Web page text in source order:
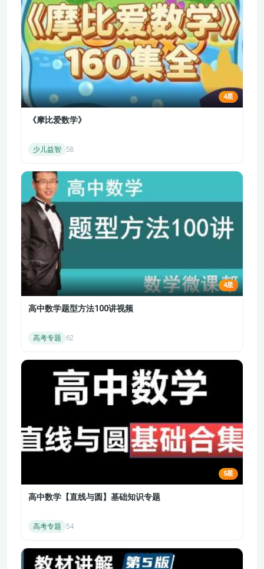
8.9趋势型技术指标
指标
同步配套模拟交易演练，让学习者快速将理论知识转化为实操能
力，实现“学完即用”。
备考与实操双重适配：兼顾学术考试与实际投资需求，融入金融
专业期末考、相关从业考试的考点与真题解析，同时搭配真实市
场实操案例，满足不同学习者的核心诉求。
风险控制专项突破：单独设置风险控制模块，系统拆解常见投资
骗局、市场波动应对方法、杠杆使用禁忌，帮助学习者建立理性
投资心态，避开投资陷阱。
体系化教学，拒绝碎片化：遵循“基础认知→理论精讲→品类拆
入门到进阶，逐步提升投资能力，避免知识混乱。
模块1：投资学基础理论（入门核心）
核心内容：投资学的定义与核心内涵，投资的分类与本质，投资
与理财的区别；货币时间价值的核心逻辑（复利计算、现值与终
值的计算方法）；风险与收益的内在关系（风险衡量指标、收益
计算方法）；核心投资理论（CAPM模型、有效市场假说、资产
配置原理）的通俗解读与应用场景。
学习重点：夯实投资学基础，理解投资的底层逻辑，掌握风险与
收益的核心关系，为后续各类投资工具与分析方法的学习奠定坚
实基础。
（1）股票投资模块
核心内容：股票的定义、本质与分类，股票市场的基本结构与交
易规则；股票基本面分析（财务报表解读、行业发展分析、公司
估值方法）；股票技术分析（K线基础、均线、MACD等常用指
标的解读与应用）；股票实操技巧（选股逻辑、买入卖出时机判
（2）基金投资模块
核心内容：基金的定义、分类与核心优势（货币基金、债券基
金、股票基金、混合基金的区别）；基金筛选方法（基金经理选
择、业绩评价、费率分析）；基金实操技巧（定投策略制定、赎
回时机判断、基金组合配置逻辑）；基金投资的风险识别与控制
（3）债券投资模块
异）；债券定价原理、收益率的计算方法；债券投资的核心风险
4星
《摩比爱数学》
少儿益智 58
4星
高中数学题型方法100讲视频
高考专题 62
5星
高中数学【直线与圆】基础知识专题
高考专题 54